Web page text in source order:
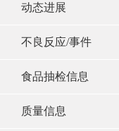
动态进展
不良反应/事件
食品抽检信息
质量信息